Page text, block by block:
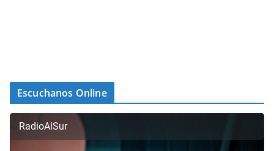
Escuchanos Online